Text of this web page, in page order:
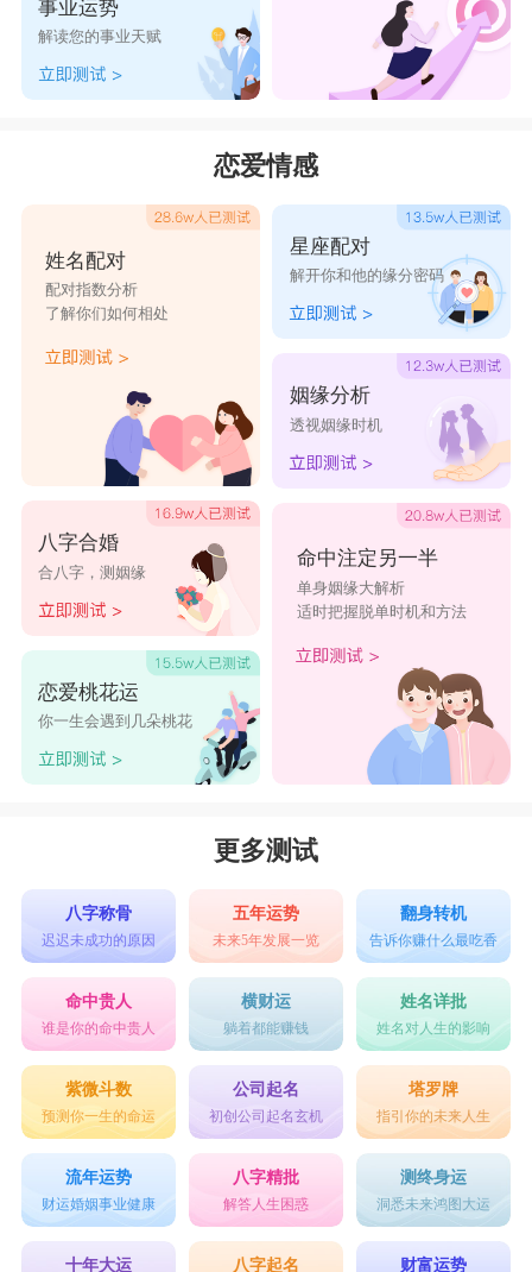
事业运势
解读您的事业天赋
恋爱情感
姓名配对
配对指数分析
了解你们如何相处
八字合婚
合八字，测姻缘
恋爱桃花运
你一生会遇到几朵桃花
星座配对
解开你和他的缘分密码
姻缘分析
透视姻缘时机
命中注定另一半
单身姻缘大解析
适时把握脱单时机和方法
更多测试
八字称骨
迟迟未成功的原因
五年运势
未来5年发展一览
翻身转机
告诉你赚什么最吃香
命中贵人
谁是你的命中贵人
横财运
躺着都能赚钱
姓名详批
姓名对人生的影响
紫微斗数
预测你一生的命运
公司起名
初创公司起名玄机
塔罗牌
指引你的未来人生
流年运势
财运婚姻事业健康
八字精批
解答人生困惑
测终身运
洞悉未来鸿图大运
十年大运 八字起名 财富运势